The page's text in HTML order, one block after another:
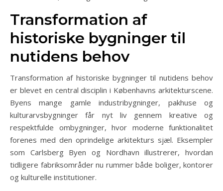
Transformation af
historiske bygninger til
nutidens behov
Transformation af historiske bygninger til nutidens behov
er blevet en central disciplin i Københavns arkitekturscene.
Byens mange gamle industribygninger, pakhuse og
kulturarvsbygninger får nyt liv gennem kreative og
respektfulde ombygninger, hvor moderne funktionalitet
forenes med den oprindelige arkitekturs sjæl. Eksempler
som Carlsberg Byen og Nordhavn illustrerer, hvordan
tidligere fabriksområder nu rummer både boliger, kontorer
og kulturelle institutioner.